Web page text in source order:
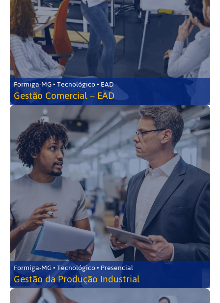
Formiga-MG • Tecnológico • EAD
Gestão Comercial – EAD
Formiga-MG • Tecnológico • Presencial
Gestão da Produção Industrial